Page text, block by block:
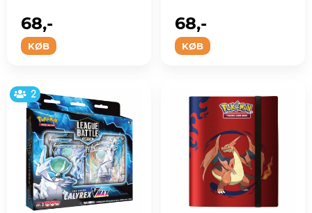
KØB
68,-
under...
KØB
68,-
2